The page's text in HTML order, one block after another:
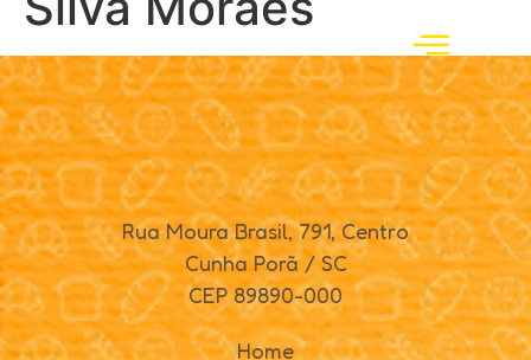
Rua Moura Brasil, 791, Centro
Cunha Porã / SC
CEP 89890-000
Home